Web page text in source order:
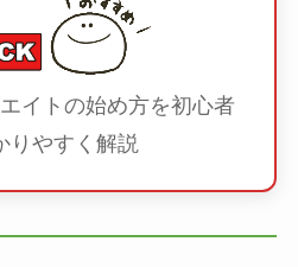
イトの始め方を初心者
りやすく解説